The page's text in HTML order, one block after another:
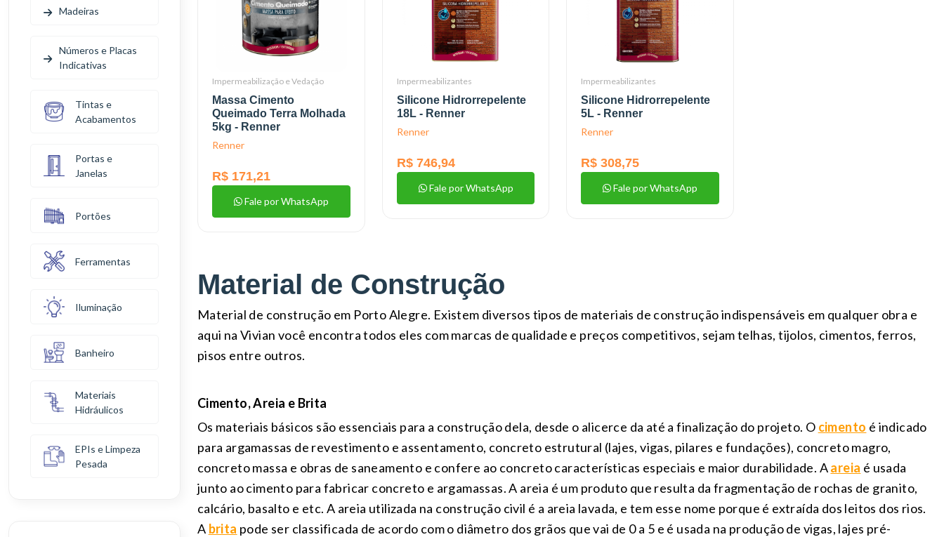
Impermeabilização e Vedação
Massa Cimento
Queimado Terra Molhada
5kg - Renner
Renner
R$ 171,21
Fale por WhatsApp
Impermeabilizantes
Silicone Hidrorrepelente
18L - Renner
Renner
R$ 746,94
Fale por WhatsApp
Impermeabilizantes
Silicone Hidrorrepelente
5L - Renner
Renner
R$ 308,75
Fale por WhatsApp
Material de Construção
Material de construção em Porto Alegre. Existem diversos tipos de materiais de construção indispensáveis em qualquer obra e
aqui na Vivian você encontra todos eles com marcas de qualidade e preços competitivos, sejam telhas, tijolos, cimentos, ferros,
pisos entre outros.
Cimento, Areia e Brita
Os materiais básicos são essenciais para a construção dela, desde o alicerce da até a finalização do projeto. O cimento é indicado
para argamassas de revestimento e assentamento, concreto estrutural (lajes, vigas, pilares e fundações), concreto magro,
concreto massa e obras de saneamento e confere ao concreto características especiais e maior durabilidade. Aareia é usada
junto ao cimento para fabricar concreto e argamassas. A areia é um produto que resulta da fragmentação de rochas de granito,
calcário, basalto e etc. A areia utilizada na construção civil é a areia lavada, e tem esse nome porque é extraída dos leitos dos rios.
A brita pode ser classificada de acordo com o diâmetro dos grãos que vai de 0 a 5 e é usada na produção de vigas, lajes pré-
Madeiras
Números e Placas
Indicativas
Tintas e
Acabamentos
Portas e
Janelas
Portões
Ferramentas
Iluminação
Banheiro
Materiais
Hidráulicos
EPIs e Limpeza
Pesada